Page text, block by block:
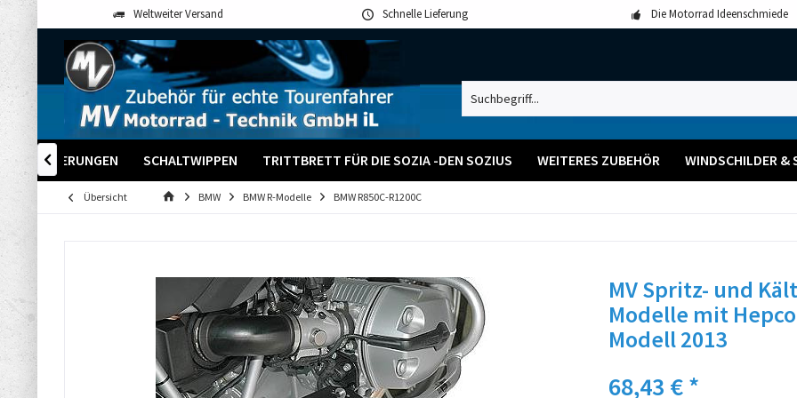
Weltweiter Versand Schnelle Lieferung Die Motorrad Ideenschmiede
HALTERUNGEN SCHALTWIPPEN TRITTBRETT FÜR DIE SOZIA -DEN SOZIUS WEITERES ZUBEHÖR WINDSCHILDER &

Übersicht BMW BMW R-Modelle BMW R850C-R1200C
MV Spritz- und
Modelle mit
Modell 2013
68,43 € *